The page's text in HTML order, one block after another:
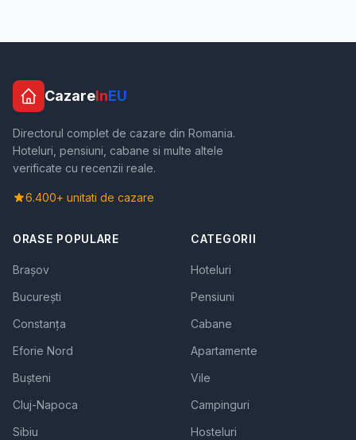
CazareInEU
Directorul complet de cazare din Romania.
Hoteluri, pensiuni, cabane si multe altele
verificate cu recenzii reale.
6.400+ unitati de cazare
ORASE POPULARE
Brașov
București
Constanța
Eforie Nord
Bușteni
Cluj-Napoca
Sibiu
CATEGORII
Hoteluri
Pensiuni
Cabane
Apartamente
Vile
Campinguri
Hosteluri